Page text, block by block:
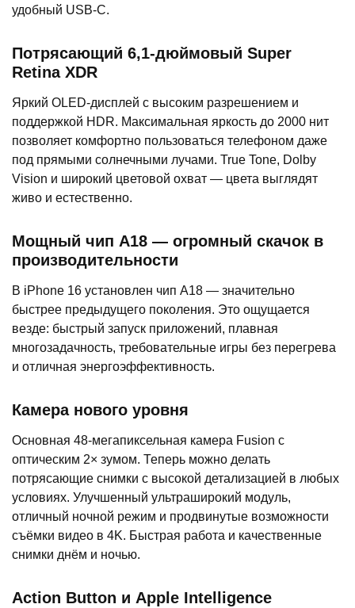
удобный USB-C.
Потрясающий 6,1-дюймовый Super
Retina XDR
Яркий OLED-дисплей с высоким разрешением и
поддержкой HDR. Максимальная яркость до 2000 нит
позволяет комфортно пользоваться телефоном даже
под прямыми солнечными лучами. True Tone, Dolby
Vision и широкий цветовой охват — цвета выглядят
живо и естественно.
Мощный чип A18 — огромный скачок в
производительности
В iPhone 16 установлен чип A18 — значительно
быстрее предыдущего поколения. Это ощущается
везде: быстрый запуск приложений, плавная
многозадачность, требовательные игры без перегрева
и отличная энергоэффективность.
Камера нового уровня
Основная 48-мегапиксельная камера Fusion с
оптическим 2× зумом. Теперь можно делать
потрясающие снимки с высокой детализацией в любых
условиях. Улучшенный ультраширокий модуль,
отличный ночной режим и продвинутые возможности
съёмки видео в 4K. Быстрая работа и качественные
снимки днём и ночью.
Action Button и Apple Intelligence